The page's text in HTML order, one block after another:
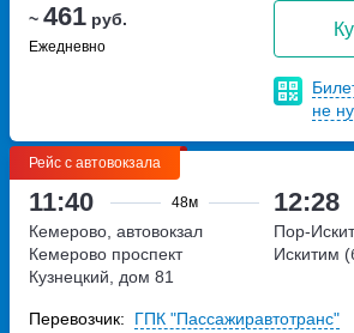
~ 461 руб.
Ежедневно
не
Рейс с автовокзала
11:40 48м 12:28
Кемерово, автовокзал
Кемерово проспект
Кузнецкий, дом 81
Пор-
Искитим
Перевозчик: ГПК "Пассажиравтотранс"